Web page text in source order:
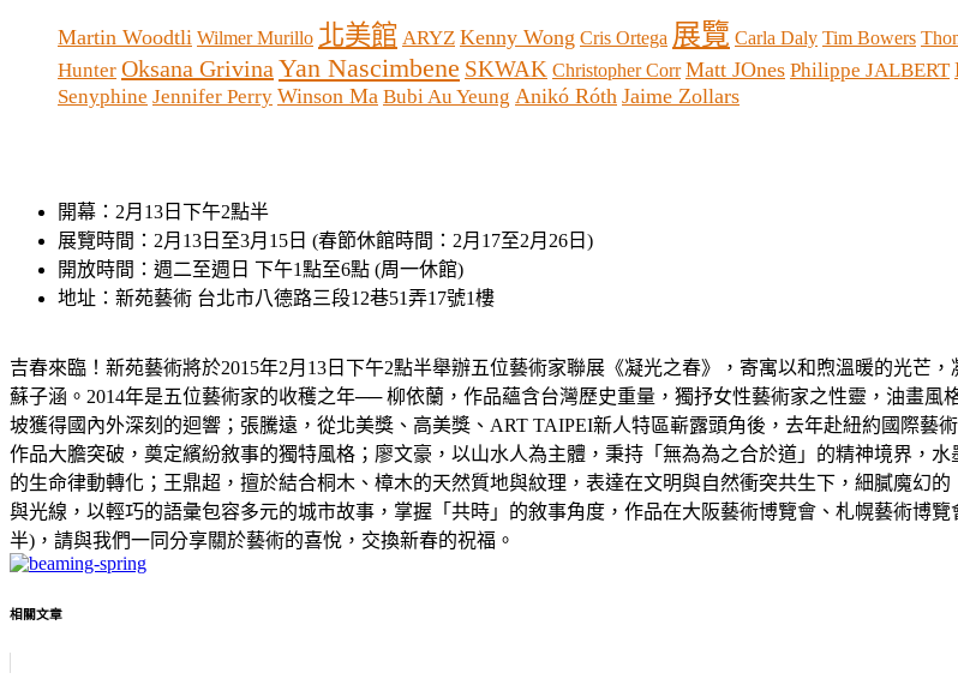
Martin Woodtli Wilmer Murillo 北美館 ARYZ Kenny Wong Cris Ortega 展覽 Carla Daly Tim Bowers
Hunter Oksana GrivinaYan Nascimbene SKWAK Christopher Corr Matt JOnes Philippe JALBERT
Senyphine Jennifer Perry Winson Ma Bubi Au Yeung Anikó Róth Jaime Zollars
開幕：2月13日下午2點半
展覽時間：2月13日至3月15日 (春節休館時間：2月17至2月26日)
開放時間：週二至週日 下午1點至6點 (周一休館)
地址：新苑藝術 台北市八德路三段12巷51弄17號1樓
吉春來臨！新苑藝術將於2015年2月13日下午2點半舉辦五位藝術家聯展《凝光之春》，寄寓以和煦溫暖的光芒
蘇子涵。2014年是五位藝術家的收穫之年── 柳依蘭，作品蘊含台灣歷史重量，獨抒女性藝術家之性靈，油畫風
坡獲得國內外深刻的迴響；張騰遠，從北美獎、高美獎、ART TAIPEI新人特區嶄露頭角後，去年赴紐約國際藝
作品大膽突破，奠定繽紛敘事的獨特風格；廖文豪，以山水人為主體，秉持「無為為之合於道」的精神境界，
的生命律動轉化；王鼎超，擅於結合桐木、樟木的天然質地與紋理，表達在文明與自然衝突共生下，細膩魔幻
與光線，以輕巧的語彙包容多元的城市故事，掌握「共時」的敘事角度，作品在大阪藝術博覽會、札幌藝術博
半)，請與我們一同分享關於藝術的喜悅，交換新春的祝福。
相關文章